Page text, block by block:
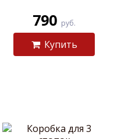
790 руб.
Купить